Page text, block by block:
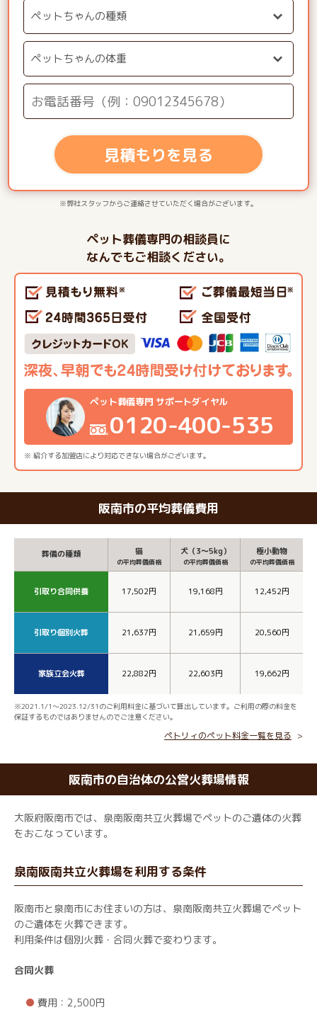
見積もりを見る
※弊社スタッフからご連絡させていただく場合がございます。
ペット葬儀専門の相談員に
なんでもご相談ください。
※ 紹介する加盟店により対応できない場合がございます。
ペット葬儀専門 サポートダイヤル
0120-400-535
阪南市の平均葬儀費用
葬儀の種類 猫
の平均葬儀価格
犬（3～5kg）
の平均葬儀価格
極小動物
の平均葬儀価格
引取り合同供養 17,502円 19,168円 12,452円
引取り個別火葬 21,637円 21,659円 20,560円
家族立会火葬 22,882円 22,603円 19,662円
※2021.1/1～2023.12/31のご利用料金に基づいて算出しています。ご利用の際の料金を
保証するものではありませんのでご注意ください。
ペトリィのペット料金一覧を見る
阪南市の自治体の公営火葬場情報
大阪府阪南市では、泉南阪南共立火葬場でペットのご遺体の火葬
をおこなっています。
泉南阪南共立火葬場を利用する条件
阪南市と泉南市にお住まいの方は、泉南阪南共立火葬場でペット
のご遺体を火葬できます。
利用条件は個別火葬・合同火葬で変わります。
合同火葬
費用：2,500円